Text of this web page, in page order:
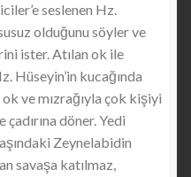
seslenen Hz.
olduğunu söyler ve
ister. Atılan ok ile
Hüseyin’in kucağında
ve mızrağıyla çok kişiyi
döner. Yedi
Zeynelabidin
savaşa katılmaz,